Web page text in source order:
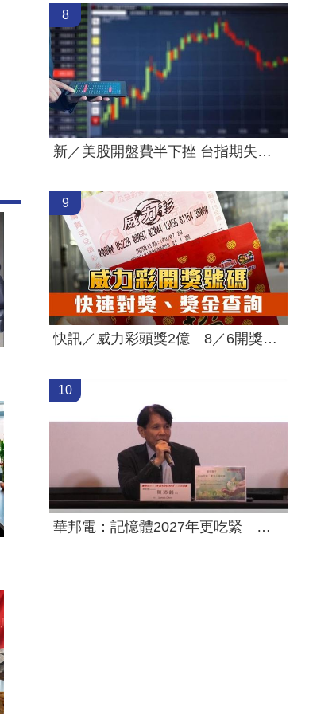
8
新／美股開盤費半下挫 台指期失守44000點
9
快訊／威力彩頭獎2億 8／6開獎號碼
10
華邦電：記憶體2027年更吃緊 高雄廠擴建